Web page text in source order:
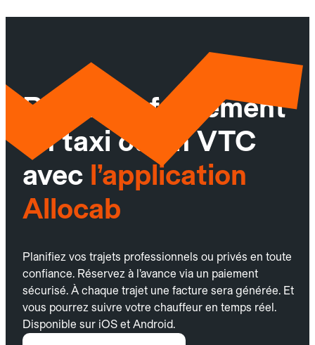
Réservez facilement
un taxi ou un VTC
avec l’application
Allocab
Planifiez vos trajets professionnels ou privés en toute
confiance. Réservez à l’avance via un paiement
sécurisé. À chaque trajet une facture sera générée. Et
vous pourrez suivre votre chauffeur en temps réel.
Disponible sur iOS et Android.